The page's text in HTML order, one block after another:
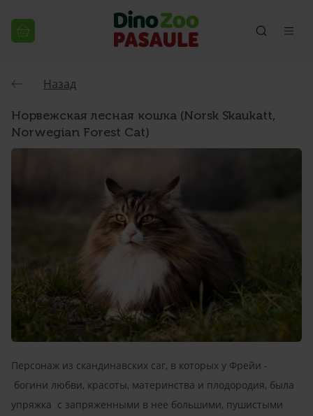
Назад
Норвежская лесная кошка (Norsk Skaukatt,
Norwegian Forest Cat)
Персонаж из скандинавских саг, в которых у Фрейи -
богини любви, красоты, материнства и плодородия, была
упряжка с запряженными в нее большими, пушистыми